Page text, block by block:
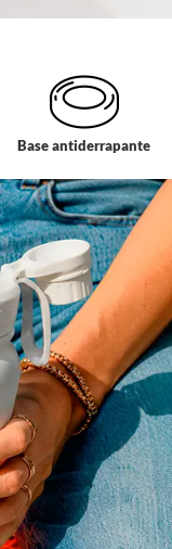
Base antiderrapante